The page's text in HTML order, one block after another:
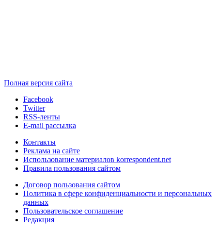
Полная версия сайта
Facebook
Twitter
RSS-ленты
E-mail рассылка
Контакты
Реклама на сайте
Использование материалов korrespondent.net
Правила пользования сайтом
Договор пользования сайтом
Политика в сфере конфиденциальности и персональных
данных
Пользовательское соглашение
Редакция